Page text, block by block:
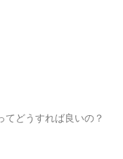
てどうすれば良いの？